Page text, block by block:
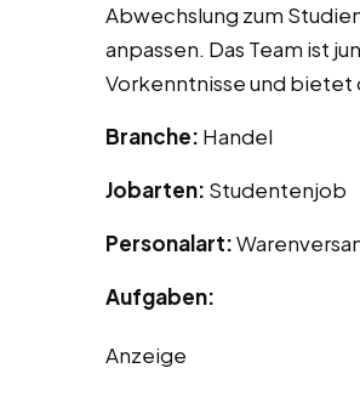
Abwechslung zum
anpassen. Das Team ist
Vorkenntnisse und bietet
Branche: Handel
Jobarten: Studentenjob
Personalart:
Aufgaben:
Anzeige